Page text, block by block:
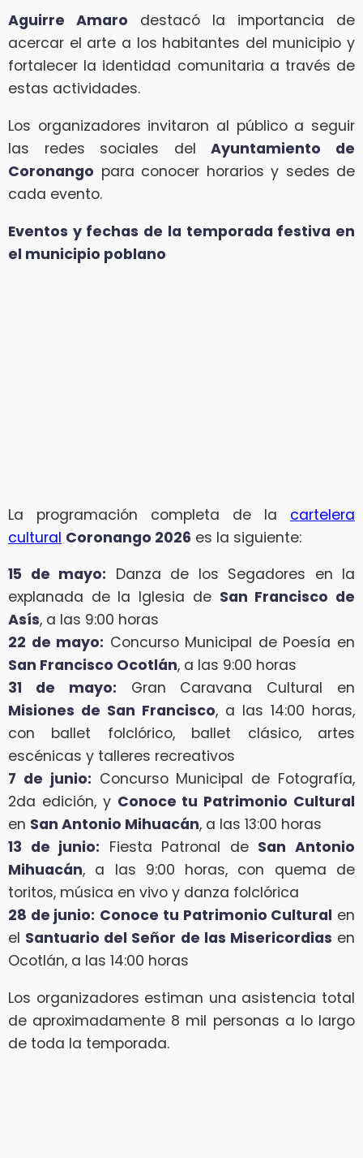
Aguirre Amaro destacó la importancia de
acercar el arte a los habitantes del municipio y
fortalecer la identidad comunitaria a través de
estas actividades.
Los organizadores invitaron al público a seguir
las redes sociales delAyuntamiento de
Coronango para conocer horarios y sedes de
cada evento.
Eventos y fechas de la temporada festiva en
el municipio poblano
La programación completa de la cartelera
cultural Coronango 2026 es la siguiente:
15 de mayo: Danza de los Segadores en la
explanada de la Iglesia de San Francisco de
Asís, a las 9:00 horas
22 de mayo: Concurso Municipal de Poesía en
San Francisco Ocotlán, a las 9:00 horas
31 de mayo: Gran Caravana Cultural en
Misiones de San Francisco, a las 14:00 horas,
con ballet folclórico, ballet clásico, artes
escénicas y talleres recreativos
7 de junio: Concurso Municipal de Fotografía,
2da edición, y Conoce tu Patrimonio Cultural
en San Antonio Mihuacán, a las 13:00 horas
13 de junio: Fiesta Patronal de San Antonio
Mihuacán, a las 9:00 horas, con quema de
toritos, música en vivo y danza folclórica
28 de junio: Conoce tu Patrimonio Cultural en
el Santuario del Señor de las Misericordias en
Ocotlán, a las 14:00 horas
Los organizadores estiman una asistencia total
de aproximadamente 8 mil personas a lo largo
de toda la temporada.